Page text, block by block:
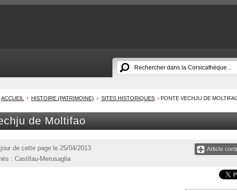
ACCUEIL HISTOIRE (PATRIMOINE) SITES HISTORIQUES PONTE VECHJU DE
de Moltifao
Article
de cette page le 25/04/2013
: Castifau-Merusaglia